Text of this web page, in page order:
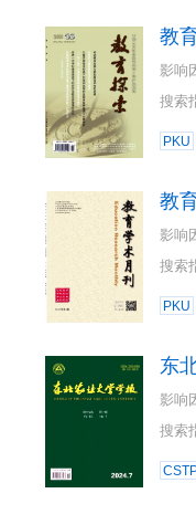
教
影响
搜索
PKU
教
影响
搜索
PKU
东
影响
搜索